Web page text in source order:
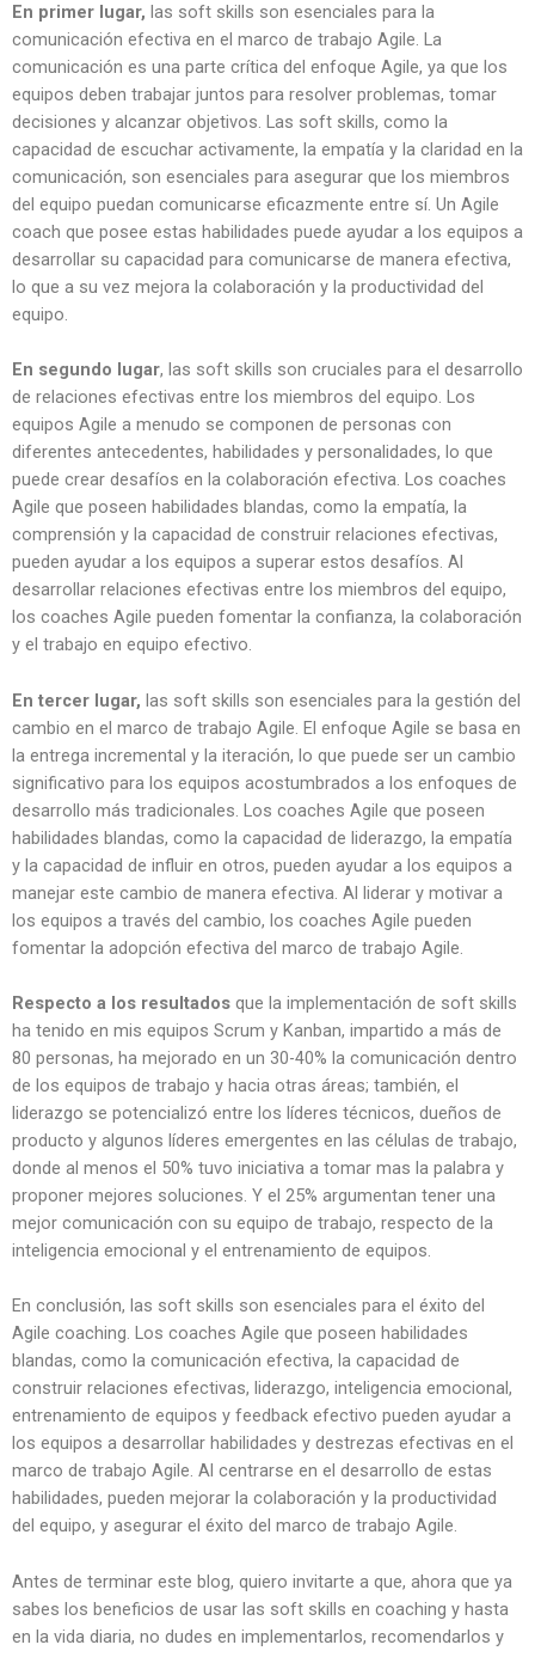
En primer lugar, las soft skills son esenciales para la
comunicación efectiva en el marco de trabajo Agile. La
comunicación es una parte crítica del enfoque Agile, ya que los
equipos deben trabajar juntos para resolver problemas, tomar
decisiones y alcanzar objetivos. Las soft skills, como la
capacidad de escuchar activamente, la empatía y la claridad en la
comunicación, son esenciales para asegurar que los miembros
del equipo puedan comunicarse eficazmente entre sí. Un Agile
coach que posee estas habilidades puede ayudar a los equipos a
desarrollar su capacidad para comunicarse de manera efectiva,
lo que a su vez mejora la colaboración y la productividad del
equipo.
En segundo lugar, las soft skills son cruciales para el desarrollo
de relaciones efectivas entre los miembros del equipo. Los
equipos Agile a menudo se componen de personas con
diferentes antecedentes, habilidades y personalidades, lo que
puede crear desafíos en la colaboración efectiva. Los coaches
Agile que poseen habilidades blandas, como la empatía, la
comprensión y la capacidad de construir relaciones efectivas,
pueden ayudar a los equipos a superar estos desafíos. Al
desarrollar relaciones efectivas entre los miembros del equipo,
los coaches Agile pueden fomentar la confianza, la colaboración
y el trabajo en equipo efectivo.
En tercer lugar, las soft skills son esenciales para la gestión del
cambio en el marco de trabajo Agile. El enfoque Agile se basa en
la entrega incremental y la iteración, lo que puede ser un cambio
significativo para los equipos acostumbrados a los enfoques de
desarrollo más tradicionales. Los coaches Agile que poseen
habilidades blandas, como la capacidad de liderazgo, la empatía
y la capacidad de influir en otros, pueden ayudar a los equipos a
manejar este cambio de manera efectiva. Al liderar y motivar a
los equipos a través del cambio, los coaches Agile pueden
fomentar la adopción efectiva del marco de trabajo Agile.
Respecto a los resultados que la implementación de soft skills
ha tenido en mis equipos Scrum y Kanban, impartido a más de
80 personas, ha mejorado en un 30-40% la comunicación dentro
de los equipos de trabajo y hacia otras áreas; también, el
liderazgo se potencializó entre los líderes técnicos, dueños de
producto y algunos líderes emergentes en las células de trabajo,
donde al menos el 50% tuvo iniciativa a tomar mas la palabra y
proponer mejores soluciones. Y el 25% argumentan tener una
mejor comunicación con su equipo de trabajo, respecto de la
inteligencia emocional y el entrenamiento de equipos.
En conclusión, las soft skills son esenciales para el éxito del
Agile coaching. Los coaches Agile que poseen habilidades
blandas, como la comunicación efectiva, la capacidad de
construir relaciones efectivas, liderazgo, inteligencia emocional,
entrenamiento de equipos y feedback efectivo pueden ayudar a
los equipos a desarrollar habilidades y destrezas efectivas en el
marco de trabajo Agile. Al centrarse en el desarrollo de estas
habilidades, pueden mejorar la colaboración y la productividad
del equipo, y asegurar el éxito del marco de trabajo Agile.
Antes de terminar este blog, quiero invitarte a que, ahora que ya
sabes los beneficios de usar las soft skills en coaching y hasta
en la vida diaria, no dudes en implementarlos, recomendarlos y